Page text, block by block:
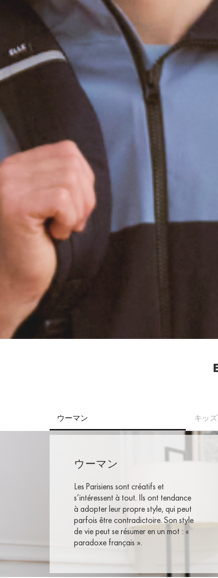
ウーマン キッズ
ウーマン
Les Parisiens sont créatifs et
s’intéressent à tout. Ils ont tendance
à adopter leur propre style, qui peut
parfois être contradictoire. Son style
de vie peut se résumer en un mot : «
paradoxe français ».